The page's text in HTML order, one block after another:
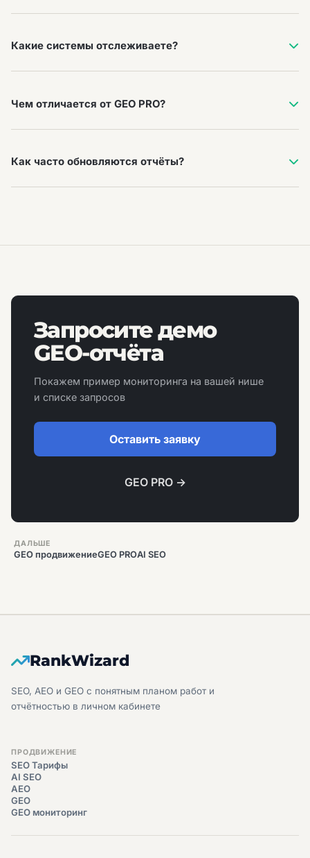
запросов, источники, конкуренты и тональность.
Какие системы отслеживаете?
Чем отличается от GEO PRO?
Как часто обновляются отчёты?
Запросите демо
GEO-отчёта
Покажем пример мониторинга на вашей нише
и списке запросов
Оставить заявку
GEO PRO →
ДАЛЬШЕ
GEO продвижениеGEO PROAI SEO
RankWizard
SEO, AEO и GEO с понятным планом работ и
отчётностью в личном кабинете
ПРОДВИЖЕНИЕ
SEO Тарифы
AI SEO
AEO
GEO
GEO мониторинг